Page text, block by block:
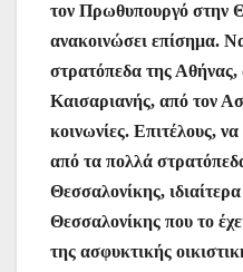
τον Πρωθυπουργό στην
ανακοινώσει επίσημα.
στρατόπεδα της
Καισαριανής, από τον
κοινωνίες. Επιτέλους,
από τα πολλά
Θεσσαλονίκης,
Θεσσαλονίκης που το
της ασφυκτικής